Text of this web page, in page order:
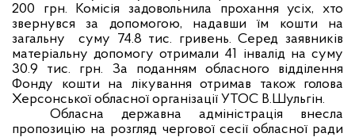
200 грн. Комісія задовольнила прохання усіх, хто
звернувся за допомогою, надавши їм кошти на
загальну
суму 74.8 тис. гривень. Серед заявників
матеріальну допомогу отримали 41 інвалід на суму
30.9 тис. грн. За поданням обласного відділення
Фонду кошти на лікування отримав також голова
Херсонської обласної організації УТОС В.Шульгін.
Обласна державна адміністрація внесла
пропозицію на розгляд чергової сесії обласної ради